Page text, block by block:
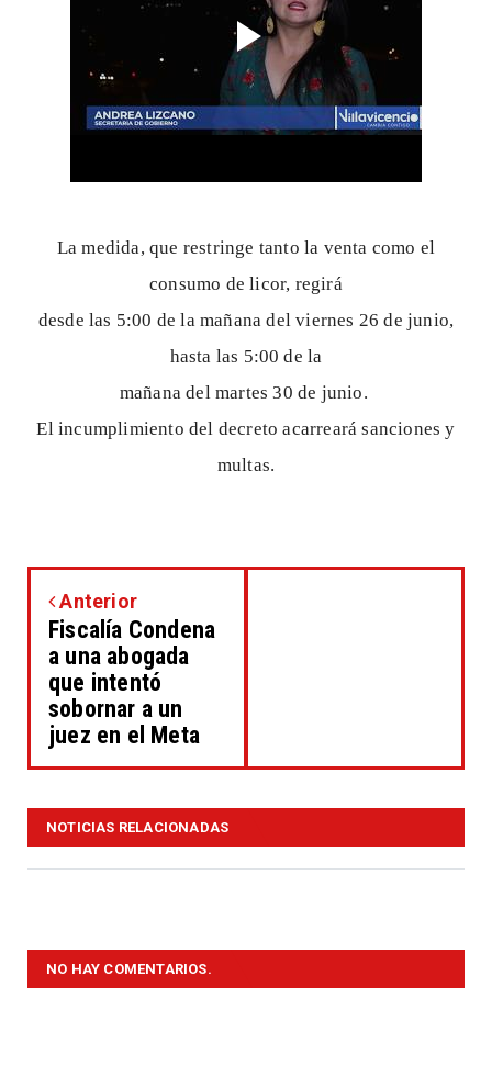
La medida, que restringe tanto la venta como el
consumo de licor, regirá
desde las 5:00 de la mañana del viernes 26 de junio,
hasta las 5:00 de la
mañana del martes 30 de junio.
El incumplimiento del decreto acarreará sanciones y
multas.
Anterior
Fiscalía Condena
a una abogada
que intentó
sobornar a un
juez en el Meta
NOTICIAS RELACIONADAS
NO HAY COMENTARIOS.